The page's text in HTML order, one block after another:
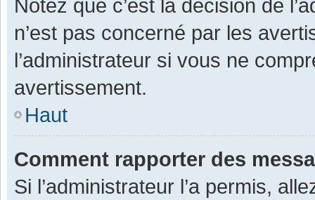
Notez que c’est la décision de
n’est pas concerné par les
l’administrateur si vous ne
avertissement.
Haut
Comment rapporter des
Si l’administrateur l’a permis,